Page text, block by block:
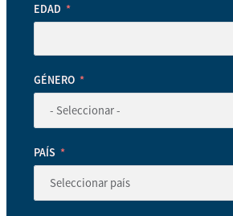
EDAD
GÉNERO
PAÍS